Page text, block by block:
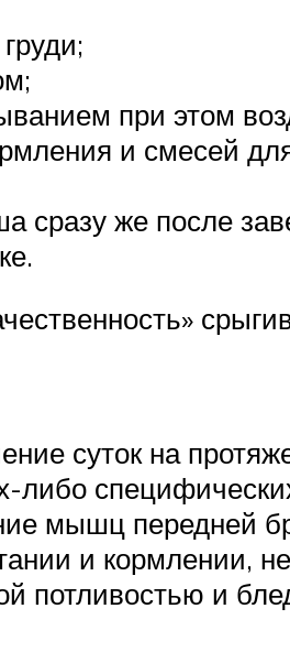
при этом
и смесей
сразу же после
суток на
либо
мышц передней
и кормлении,
потливостью и